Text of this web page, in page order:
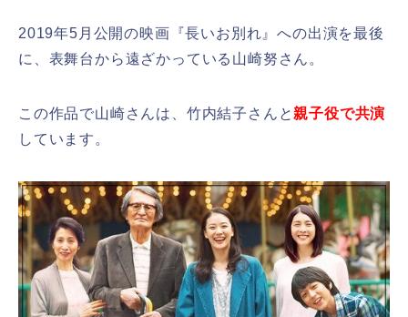
2019年5月公開の映画『長いお別れ』への出演を最後
に、表舞台から遠ざかっている山崎努さん。
この作品で山崎さんは、竹内結子さんと親子役で共演
しています。